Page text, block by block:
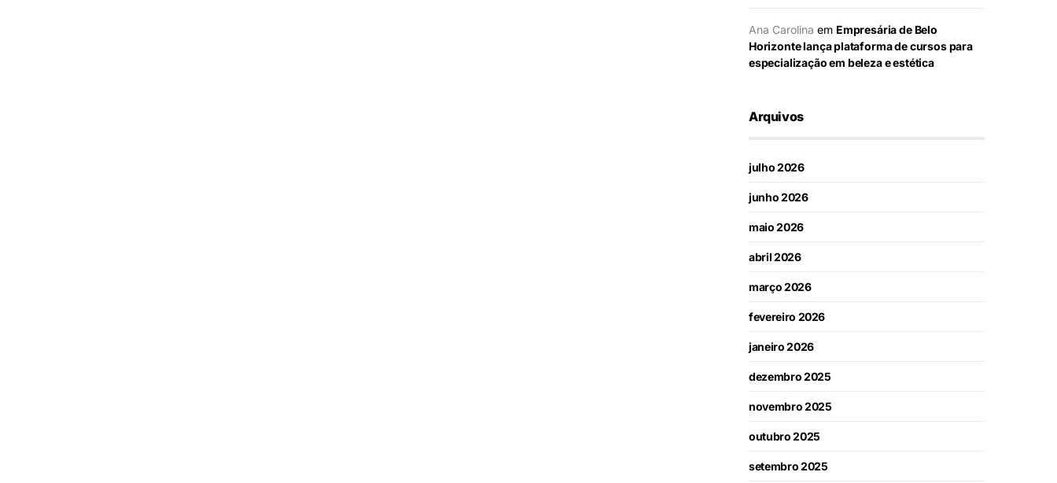
Ana Carolina em Empresária de Belo
Horizonte lança plataforma de cursos para
especialização em beleza e estética
Arquivos
julho 2026
junho 2026
maio 2026
abril 2026
março 2026
fevereiro 2026
janeiro 2026
dezembro 2025
novembro 2025
outubro 2025
setembro 2025